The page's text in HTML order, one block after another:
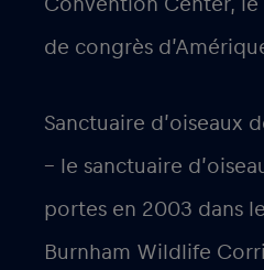
de congrès
Sanctuaire d’oiseaux
– le sanctuaire
portes en 2003 dans
Burnham Wildlife